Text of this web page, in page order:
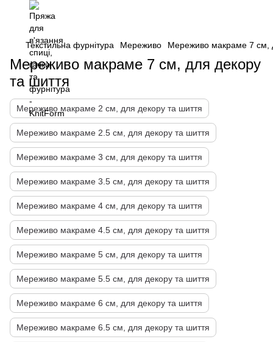
Текстильна фурнітура Мереживо Мереживо макраме 7 см,
Мереживо макраме 7 см, для декору
та шиття
Мереживо макраме 2 см, для декору та шиття
Мереживо макраме 2.5 см, для декору та шиття
Мереживо макраме 3 см, для декору та шиття
Мереживо макраме 3.5 см, для декору та шиття
Мереживо макраме 4 см, для декору та шиття
Мереживо макраме 4.5 см, для декору та шиття
Мереживо макраме 5 см, для декору та шиття
Мереживо макраме 5.5 см, для декору та шиття
Мереживо макраме 6 см, для декору та шиття
Мереживо макраме 6.5 см, для декору та шиття